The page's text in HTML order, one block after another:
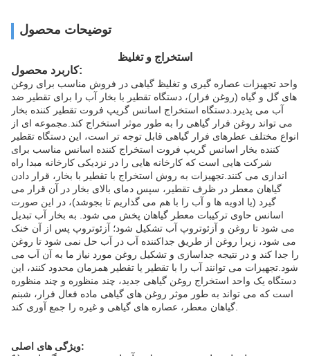
توضیحات محصول
استخراج و تغلیظ
کاربرد محصول:
واحد تجهیزات عصاره گیری و تغلیظ گیاهی در فروش مناسب برای روغن
های گل و گیاه (روغن فرار)، دستگاه تقطیر با بخار آب را برای تقطیر ضد
آب می پذیرد.دستگاه استخراج اسانس گریپ فروت تقطیر کننده بخار
می تواند روغن فرار گیاهی را به طور موثر استخراج کند.مجموعه ای از
انواع مختلف عطرهای فرار گیاهی قابل توجه تر است، این دستگاه تقطیر
کننده بخار اسانس گریپ فروت استخراج کننده اسانس مناسب برای
شرکت هایی است که کارخانه هایی را در نزدیکی کارخانه مبدا راه
اندازی می کنند.تجهیزات به روش استخراج با تقطیر با بخار، قرار دادن
گیاهان معطر در ظرف تقطیر، سپس دمای بالای بخار در آن قرار می
گیرد (یا ادویه ها و آب را با هم می گذاریم تا بجوشد)، در این صورت
اسانس حاوی ترکیبات معطر گیاهان پخش می شود. به بخار آب تبدیل
می شود تا روغن و آزئوتروپ آب تشکیل شود؛ آزئوتروپ پس از آن خنک
می شود، زیرا روغن از طریق جداکننده آب در آب حل نمی شود تا روغن
را جدا کند و در نتیجه جداسازی و تشکیل روغن مورد نیاز ما به آن آب می
شود.تجهیزات می توانند آب را با تقطیر یا تقطیر همزمان محدود کنند، این
دستگاه یک واحد استخراج روغن گیاهی جدید، چند منظوره و چند منظوره
است که می تواند به طور موثر روغن های گیاهی ماده فعال فرار، شبنم
ویژگی های اصلی: